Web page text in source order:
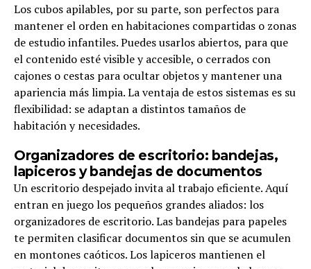
Los cubos apilables, por su parte, son perfectos para
mantener el orden en habitaciones compartidas o zonas
de estudio infantiles. Puedes usarlos abiertos, para que
el contenido esté visible y accesible, o cerrados con
cajones o cestas para ocultar objetos y mantener una
apariencia más limpia. La ventaja de estos sistemas es su
flexibilidad: se adaptan a distintos tamaños de
habitación y necesidades.
Organizadores de escritorio: bandejas,
lapiceros y bandejas de documentos
Un escritorio despejado invita al trabajo eficiente. Aquí
entran en juego los pequeños grandes aliados: los
organizadores de escritorio. Las bandejas para papeles
te permiten clasificar documentos sin que se acumulen
en montones caóticos. Los lapiceros mantienen el